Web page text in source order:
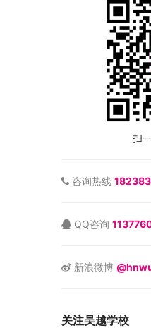
扫
咨询热线
QQ咨询
新浪微博
关注吴越学校